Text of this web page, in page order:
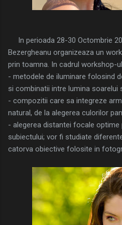
In perioada 28-30 Octombrie
Bezergheanu organizeaza un
prin toamna. In cadrul workshop-
- metodele de iluminare folosind
si combinatii intre lumina soarelui
- compozitii care sa integreze
natural, de la alegerea culorilor
- alegerea distantei focale optime
subiectului; vor fi studiate
catorva obiective folosite in